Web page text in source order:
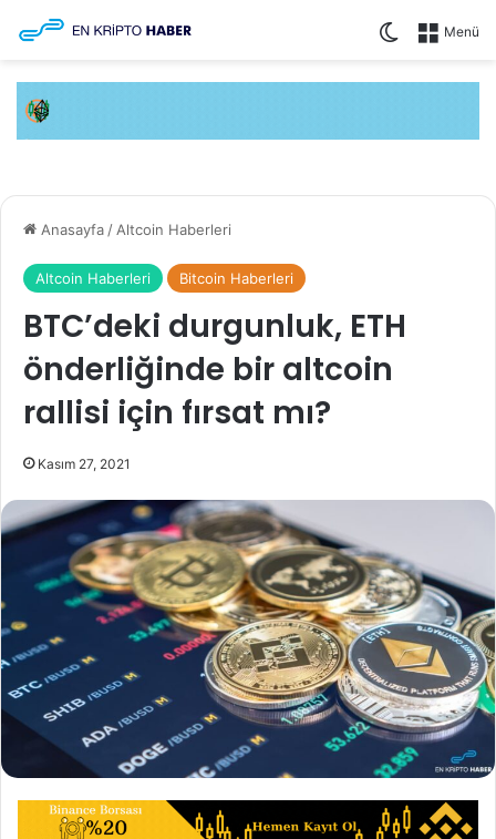
Menü
Dış
Anasayfa / Altcoin Haberleri
Altcoin Haberleri Bitcoin Haberleri
BTC’deki durgunluk, ETH
önderliğinde bir altcoin
rallisi için fırsat mı?
Kasım 27, 2021